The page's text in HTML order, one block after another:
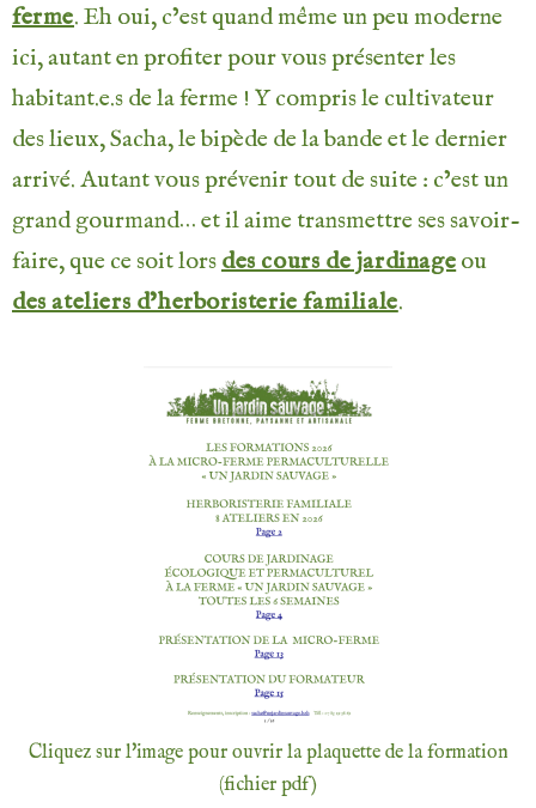
ferme. Eh oui, c’est quand même un peu moderne
ici, autant en profiter pour vous présenter les
habitant.e.s de la ferme ! Y compris le cultivateur
des lieux, Sacha, le bipède de la bande et le dernier
arrivé. Autant vous prévenir tout de suite : c’est un
grand gourmand… et il aime transmettre ses savoir-
faire, que ce soit lors des cours de jardinage ou
des ateliers d’herboristerie familiale.
Cliquez sur l'image pour ouvrir la plaquette de la formation
(fichier pdf)